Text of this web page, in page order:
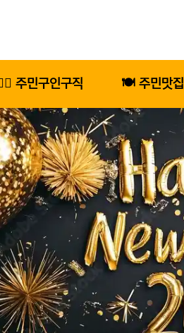
주민구인구직 🍽️ 주민맛집